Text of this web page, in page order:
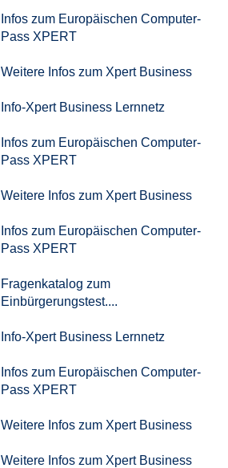
Infos zum Europäischen Computer-
Pass XPERT
Weitere Infos zum Xpert Business
Info-Xpert Business Lernnetz
Infos zum Europäischen Computer-
Pass XPERT
Weitere Infos zum Xpert Business
Infos zum Europäischen Computer-
Pass XPERT
Fragenkatalog zum
Einbürgerungstest....
Info-Xpert Business Lernnetz
Infos zum Europäischen Computer-
Pass XPERT
Weitere Infos zum Xpert Business
Weitere Infos zum Xpert Business